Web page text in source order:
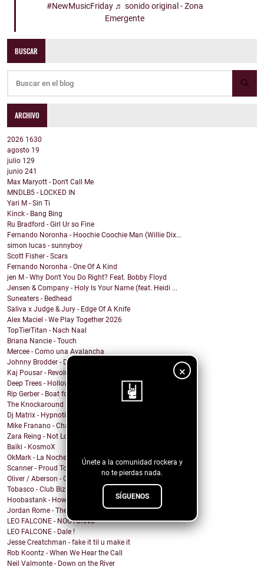
×
Únete a la comunidad rockera y
no te pierdas nada.
SÍGUENOS
#NewMusicFriday ♬ sonido original - Zona
Emergente
BUSCAR
ARCHIVO
2026 1630
agosto 19
julio 129
junio 241
Max Maryott - Don't Call Me
MNDLB5 - LOCKED IN
Yari M - Sin Ti
Kinck - Bang Bing
Ru Bradford - Girl Ur so Fine
Fernando Noronha - Hoochie Coochie Man (Willie Dix...
simon lucas - sunnyboy
Scott Fisher - Scars
Fernando Noronha - One Of A Kind
jen M - Why Don't You Do Right? Feat. Bobby Floyd
Jensen & Company - Holy Is Your Name (feat. Heidi ...
Suneaters - Bedhead
Saliva x Judge & Jury - Edge Of A Knife
Alex Maciel - We Play Together 2026
TopTierTitan - Nach Naal
Briana Nancie - Touch
Mercee - Como una Avalancha
Johnny Brodder - Decirnos Nada
Kaj Pousar - Revolution
Deep Trees - Hollowed Out
Rip Gerber - Boat for Sale
The Knockaround Band - Ends Tonight
Dj Matrix - Hypnotic
Mike Franano - Chair At My Table
Zara Reing - Not Lost
Baïki - KosmoX
OkMark - La Noche de Mi Funeral
Scanner - Proud To Be A Nothin'
Oliver / Aberson - Oliver / Aberson: Let It Burn (...
Tobasco - Club Bizarre 26
Hoobastank - How Do You Sleep?
Jordan Rome - Them Dues
LEO FALCONE - NOCTURNO
LEO FALCONE - Dale !
Jesse Creatchman - fake it til u make it
Rob Koontz - When We Hear the Call
Neil Valmonte - Down on the River